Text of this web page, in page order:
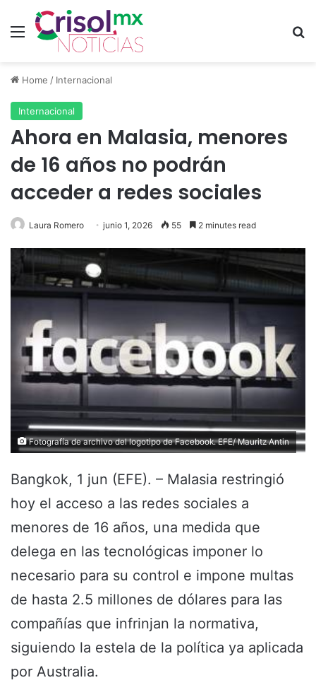
Menu
Home / Internacional
Internacional
Ahora en Malasia, menores
de 16 años no podrán
acceder a redes sociales
Laura Romero junio 1, 2026 55 2 minutes read
Fotografía de archivo del logotipo de Facebook. EFE/ Mauritz Antin
Bangkok, 1 jun (EFE). – Malasia restringió
hoy el acceso a las redes sociales a
menores de 16 años, una medida que
delega en las tecnológicas imponer lo
necesario para su control e impone multas
de hasta 2.5 millones de dólares para las
compañías que infrinjan la normativa,
siguiendo la estela de la política ya aplicada
por Australia.